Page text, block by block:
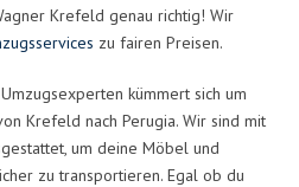
Krefeld genau richtig! Wir
zu fairen Preisen.
kümmert sich um
Krefeld nach Perugia. Wir sind mit
um deine Möbel und
zu transportieren. Egal ob du